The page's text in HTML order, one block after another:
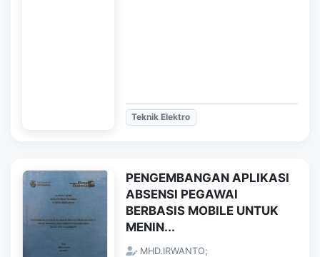
Teknik Elektro
PENGEMBANGAN APLIKASI
ABSENSI PEGAWAI
BERBASIS MOBILE UNTUK
MENIN...
MHD.IRWANTO;